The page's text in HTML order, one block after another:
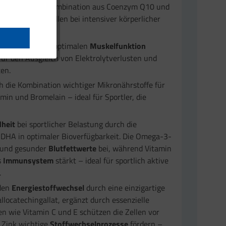
kraftvolle Kombination aus Coenzym Q10 und
Ihre Zellen bei intensiver körperlicher
einer optimalen Muskelfunktion
den Ausgleich von Elektrolytverlusten und
die Kombination wichtiger Mikronährstoffe für
und Bromelain – ideal für Sportler, die
bei sportlicher Belastung durch die
in optimaler Bioverfügbarkeit. Die Omega-3-
und gesunder Blutfettwerte bei, während Vitamin
Immunsystem stärkt – ideal für sportlich aktive
Energiestoffwechsel durch eine einzigartige
ergänzt durch essenzielle
wie Vitamin C und E schützen die Zellen vor